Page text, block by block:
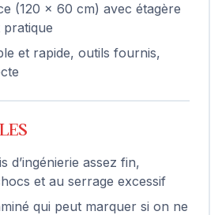
(120 x 60 cm) avec étagère
pratique
et rapide, outils fournis,
d’ingénierie assez fin,
et au serrage excessif
qui peut marquer si on ne